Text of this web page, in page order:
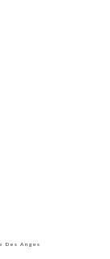
Des Anges